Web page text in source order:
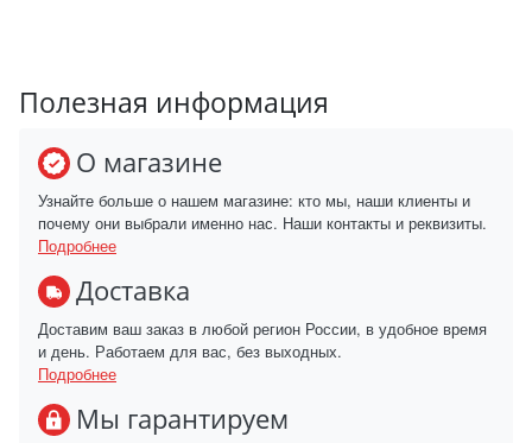
Полезная информация
О магазине
Узнайте больше о нашем магазине: кто мы, наши клиенты и
почему они выбрали именно нас. Наши контакты и реквизиты.
Подробнее
Доставка
Доставим ваш заказ в любой регион России, в удобное время
и день. Работаем для вас, без выходных.
Подробнее
Мы гарантируем